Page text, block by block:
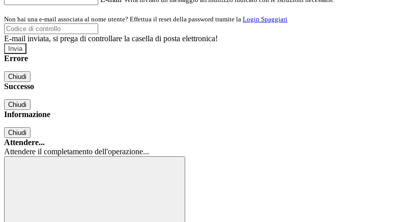
Non hai una e-mail associata al nome utente? Effettua il reset della password tramite la Login Spaggiari
E-mail inviata, si prega di controllare la casella di posta elettronica!
Errore
Chiudi
Successo
Chiudi
Informazione
Chiudi
Attendere...
Attendere il completamento dell'operazione...